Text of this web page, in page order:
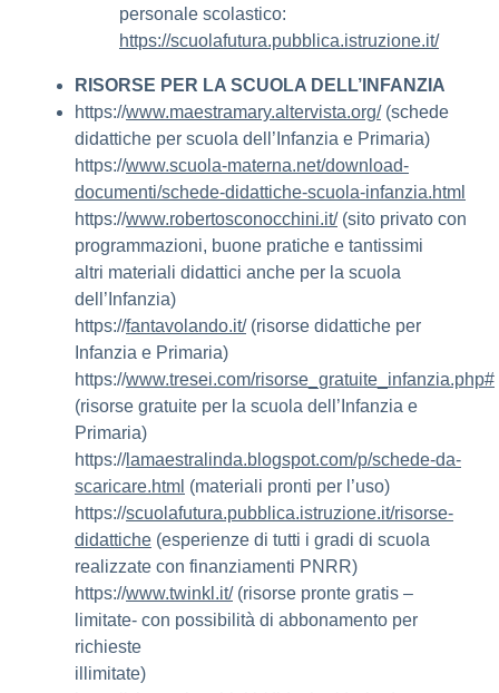
personale scolastico:
https://scuolafutura.pubblica.istruzione.it/
RISORSE PER LA SCUOLA DELL’INFANZIA
https://www.maestramary.altervista.org/(schede
didattiche per scuola dell’Infanzia e Primaria)
https://www.scuola-materna.net/download-
documenti/schede-didattiche-scuola-infanzia.html
https://www.robertosconocchini.it/(sito privato con
programmazioni, buone pratiche e tantissimi
altri materiali didattici anche per la scuola
dell’Infanzia)
https://fantavolando.it/(risorse didattiche per
Infanzia e Primaria)
https://www.tresei.com/risorse_gratuite_infanzia.php#
(risorse gratuite per la scuola dell’Infanzia e
Primaria)
https://lamaestralinda.blogspot.com/p/schede-da-
scaricare.html (materiali pronti per l’uso)
https://scuolafutura.pubblica.istruzione.it/risorse-
didattiche (esperienze di tutti i gradi di scuola
realizzate con finanziamenti PNRR)
https://www.twinkl.it/(risorse pronte gratis –
limitate- con possibilità di abbonamento per
richieste
illimitate)